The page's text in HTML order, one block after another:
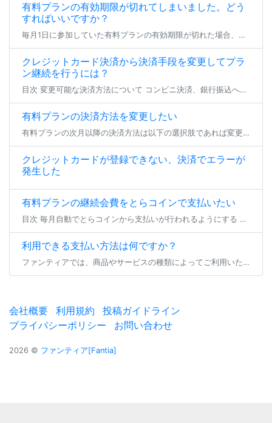
有料プランの有効期限が切れてしまいました。どう
すればいいですか？
毎月1日に参加していた有料プランの有効期限が切れた場合、登録状態は支払い猶予期間へと移行します。 23日23:59までの間、参加中のファンクラブは無料プランへの仮移行状態となり、有効期限を更新せず24日となった場合にその […]
クレジットカード決済から決済手段を変更してプラ
ン継続を行うには？
目次 変更可能な決済方法について コンビニ決済、銀行振込への変更 とらコインへの変更 変更可能な決済方法について クレジットカード決済以外で現在加入中の有料プラン継続を行いたい場合、 登録済みのクレジットカードを削除いた […]
有料プランの決済方法を変更したい
有料プランの次月以降の決済方法は以下の選択肢であれば変更が可能です。 各手順でお支払い方法のご変更をいただき、期日までにお支払いいただければ、プランの継続加入が可能となります。 ※現在加入いただいているプランから退会する […]
クレジットカードが登録できない、決済でエラーが
発生した
有料プランの継続会費をとらコインで支払いたい
目次 毎月自動でとらコインから支払いが行われるようにする 一時的にとらコインでのプラン継続支払いを行う 毎月自動でとらコインから支払いが行われるようにする 有料プランの継続会費をとらコインでお支払い頂く場合、事前にとらコ […]
利用できる支払い方法は何ですか？
ファンティアでは、商品やサービスの種類によってご利用いただけるお支払い方法が異なります。 プラン参加/継続・バックナンバー購入 ダウンロード商品/物販商品購入 投稿セレクト商品購入 くじ商品購入 コミッションリクエスト・ […]
会社概要 利用規約
投稿ガイドライン
プライバシーポリシー
お問い合わせ
2026 © ファンティア[Fantia]